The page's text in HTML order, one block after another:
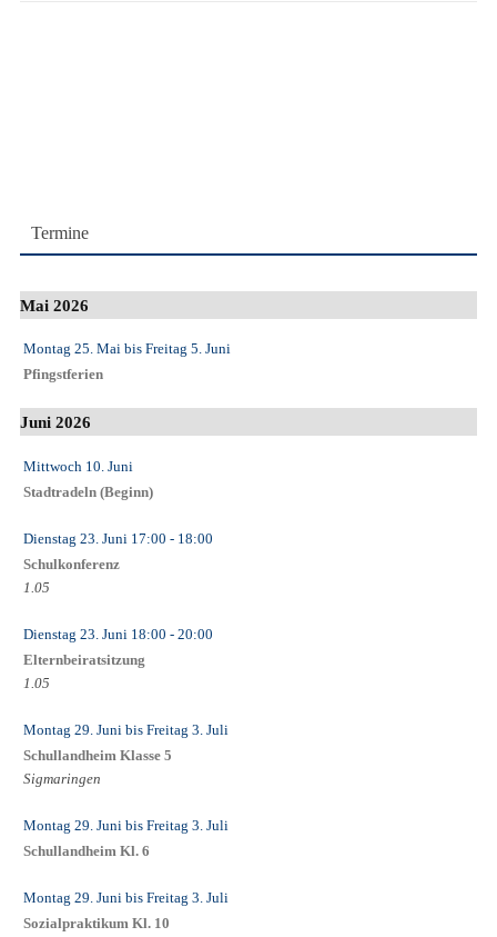
Termine
Mai 2026
Montag 25. Mai bis Freitag 5. Juni
Pfingstferien
Juni 2026
Mittwoch 10. Juni
Stadtradeln (Beginn)
Dienstag 23. Juni 17:00 - 18:00
Schulkonferenz
1.05
Dienstag 23. Juni 18:00 - 20:00
Elternbeiratsitzung
1.05
Montag 29. Juni bis Freitag 3. Juli
Schullandheim Klasse 5
Sigmaringen
Montag 29. Juni bis Freitag 3. Juli
Schullandheim Kl. 6
Montag 29. Juni bis Freitag 3. Juli
Sozialpraktikum Kl. 10